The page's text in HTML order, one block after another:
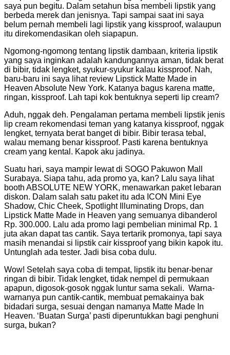
saya pun begitu. Dalam setahun bisa membeli lipstik yang
berbeda merek dan jenisnya. Tapi sampai saat ini saya
belum pernah membeli lagi lipstik yang kissproof, walaupun
itu direkomendasikan oleh siapapun.
Ngomong-ngomong tentang lipstik dambaan, kriteria lipstik
yang saya inginkan adalah kandungannya aman, tidak berat
di bibir, tidak lengket, syukur-syukur kalau kissproof. Nah,
baru-baru ini saya lihat review Lipstick Matte Made in
Heaven Absolute New York. Katanya bagus karena matte,
ringan, kissproof. Lah tapi kok bentuknya seperti lip cream?
Aduh, nggak deh. Pengalaman pertama membeli lipstik jenis
lip cream rekomendasi teman yang katanya kissproof, nggak
lengket, ternyata berat banget di bibir. Bibir terasa tebal,
walau memang benar kissproof. Pasti karena bentuknya
cream yang kental. Kapok aku jadinya.
Suatu hari, saya mampir lewat di SOGO Pakuwon Mall
Surabaya. Siapa tahu, ada promo ya, kan? Lalu saya lihat
booth ABSOLUTE NEW YORK, menawarkan paket lebaran
diskon. Dalam salah satu paket itu ada ICON Mini Eye
Shadow, Chic Cheek, Spotlight Illuminating Drops, dan
Lipstick Matte Made in Heaven yang semuanya dibanderol
Rp. 300.000. Lalu ada promo lagi pembelian minimal Rp. 1
juta akan dapat tas cantik. Saya tertarik promonya, tapi saya
masih menandai si lipstik cair kissproof yang bikin kapok itu.
Untunglah ada tester. Jadi bisa coba dulu.
Wow! Setelah saya coba di tempat, lipstik itu benar-benar
ringan di bibir. Tidak lengket, tidak nempel di permukaan
apapun, digosok-gosok nggak luntur sama sekali. Warna-
warnanya pun cantik-cantik, membuat pemakainya bak
bidadari surga, sesuai dengan namanya Matte Made In
Heaven. ‘Buatan Surga’ pasti diperuntukkan bagi penghuni
surga, bukan?